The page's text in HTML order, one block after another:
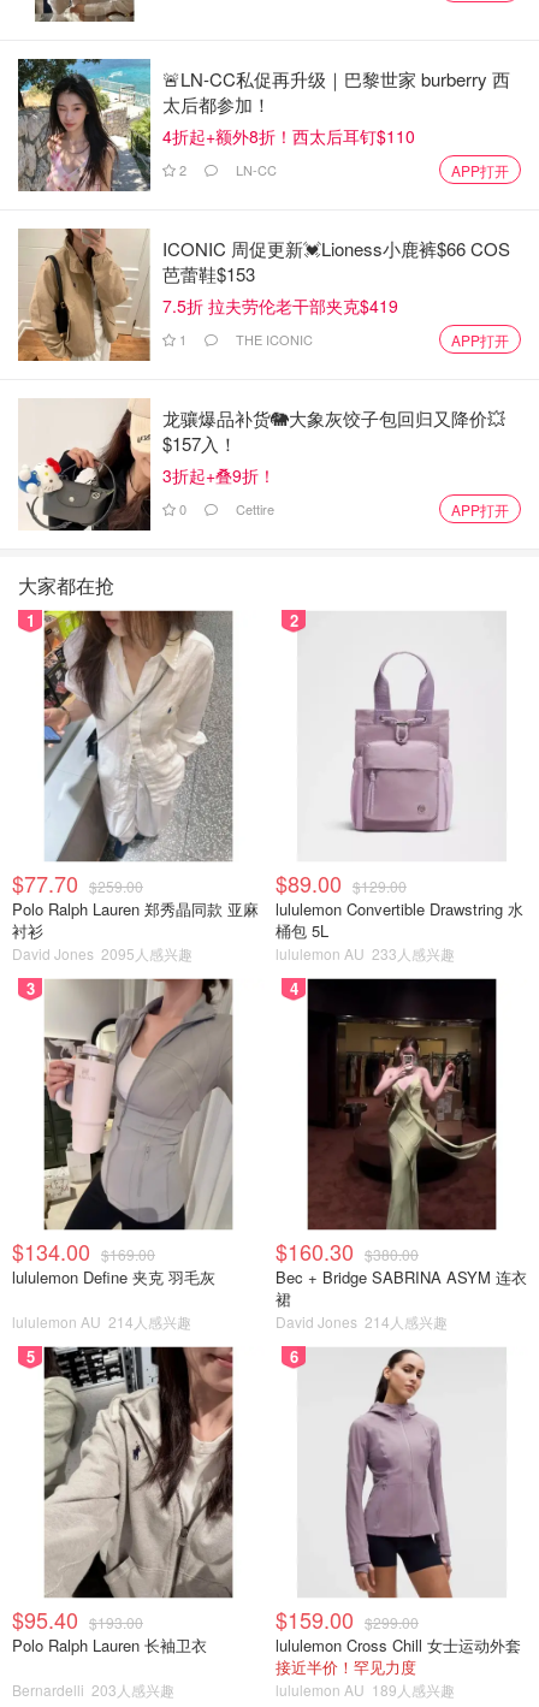
🚨LN-CC私促再升级｜巴黎世家 burberry 西
太后都参加！
4折起+额外8折！西太后耳钉$110
2 LN-CC APP打开
ICONIC 周促更新💓Lioness小鹿裤$66 COS
芭蕾鞋$153
7.5折 拉夫劳伦老干部夹克$419
1 THE ICONIC APP打开
龙骧爆品补货🐘大象灰饺子包回归又降价💥
$157入！
3折起+叠9折！
0 Cettire APP打开
大家都在抢
1
$77.70 $259.00
Polo Ralph Lauren 郑秀晶同款 亚麻
衬衫
David Jones 2095人感兴趣
2
$89.00 $129.00
lululemon Convertible Drawstring 水
桶包 5L
lululemon AU 233人感兴趣
3
$134.00 $169.00
lululemon Define 夹克 羽毛灰
lululemon AU 214人感兴趣
4
$160.30 $380.00
Bec + Bridge SABRINA ASYM 连衣
裙
David Jones 214人感兴趣
5
$95.40 $193.00
Polo Ralph Lauren 长袖卫衣
Bernardelli 203人感兴趣
6
$159.00 $299.00
lululemon Cross Chill 女士运动外套
接近半价！罕见力度
lululemon AU 189人感兴趣